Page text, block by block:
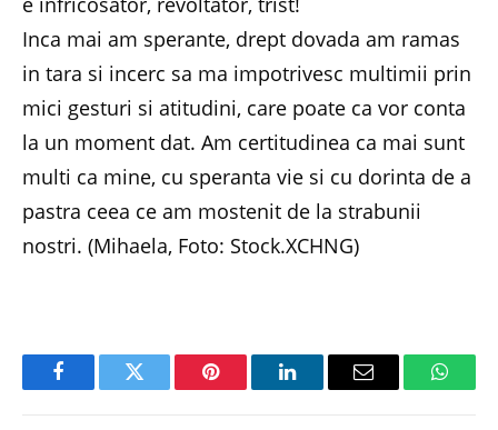
Inca mai am sperante, drept dovada am ramas
in tara si incerc sa ma impotrivesc multimii prin
mici gesturi si atitudini, care poate ca vor conta
la un moment dat. Am certitudinea ca mai sunt
multi ca mine, cu speranta vie si cu dorinta de a
pastra ceea ce am mostenit de la strabunii
nostri. (Mihaela, Foto: Stock.XCHNG)
FacebookTwitter Pinterest LinkedInEmail